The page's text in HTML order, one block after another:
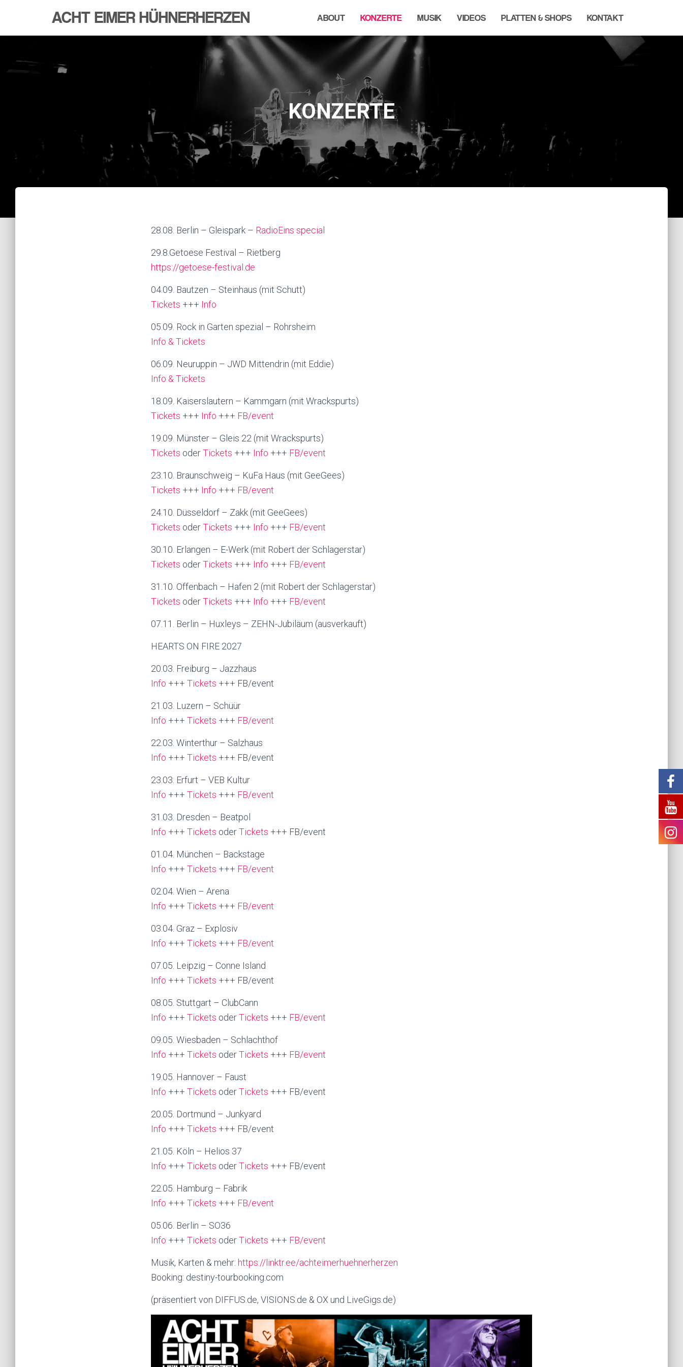
ACHT EIMER HÜHNERHERZEN ABOUT KONZERTE MUSIK VIDEOS PLATTEN & SHOPS KONTAKT
KONZERTE
28.08. Berlin – Gleispark – RadioEins special
29.8.Getoese Festival – Rietberg
https://getoese-festival.de
04.09. Bautzen – Steinhaus (mit Schutt)
Tickets +++ Info
05.09. Rock in Garten spezial – Rohrsheim
Info & Tickets
06.09. Neuruppin – JWD Mittendrin (mit Eddie)
Info & Tickets
18.09. Kaiserslautern – Kammgarn (mit Wrackspurts)
Tickets +++ Info +++ FB/event
19.09. Münster – Gleis 22 (mit Wrackspurts)
Tickets oderTickets +++ Info +++ FB/event
23.10. Braunschweig – KuFa Haus (mit GeeGees)
Tickets +++ Info +++ FB/event
24.10. Düsseldorf – Zakk (mit GeeGees)
Tickets oderTickets +++ Info +++ FB/event
30.10. Erlangen – E-Werk (mit Robert der Schlagerstar)
Tickets oderTickets +++ Info +++ FB/event
31.10. Offenbach – Hafen 2 (mit Robert der Schlagerstar)
Tickets oderTickets +++ Info +++ FB/event
07.11. Berlin – Huxleys – ZEHN-Jubiläum (ausverkauft)
HEARTS ON FIRE 2027
20.03. Freiburg – Jazzhaus
Info +++ Tickets +++ FB/event
21.03. Luzern – Schüür
Info +++ Tickets +++ FB/event
22.03. Winterthur – Salzhaus
Info +++ Tickets +++ FB/event
23.03. Erfurt – VEB Kultur
Info +++ Tickets +++ FB/event
31.03. Dresden – Beatpol
Info +++ Tickets oderTickets +++ FB/event
01.04. München – Backstage
Info +++ Tickets +++ FB/event
02.04. Wien – Arena
Info +++ Tickets +++ FB/event
03.04. Graz – Explosiv
Info +++ Tickets +++ FB/event
07.05. Leipzig – Conne Island
Info +++ Tickets +++ FB/event
08.05. Stuttgart – ClubCann
Info +++ Tickets oderTickets +++ FB/event
09.05. Wiesbaden – Schlachthof
Info +++ Tickets oderTickets +++ FB/event
19.05. Hannover – Faust
Info +++ Tickets oderTickets +++ FB/event
20.05. Dortmund – Junkyard
Info +++ Tickets +++ FB/event
21.05. Köln – Helios 37
Info +++ Tickets oderTickets +++ FB/event
22.05. Hamburg – Fabrik
Info +++ Tickets +++ FB/event
05.06. Berlin – SO36
Info +++ Tickets oderTickets +++ FB/event
Musik, Karten & mehr: https://linktr.ee/achteimerhuehnerherzen
Booking: destiny-tourbooking.com
(präsentiert von DIFFUS.de, VISIONS.de & OX und LiveGigs.de)